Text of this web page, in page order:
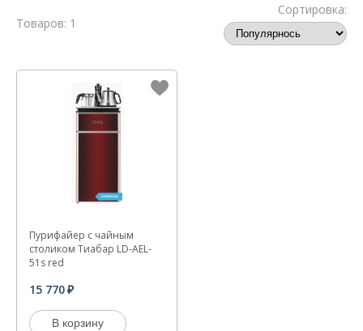
Товаров: 1
Сортировка:
Пурифайер с чайным
столиком Тиабар LD-AEL-
51s red
15 770
В корзину